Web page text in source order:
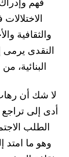
فهم
والثقافية
النقدى يرمى
البنائية،
لا شك أن
أدى إلى
الطلب
وهو ما امتد